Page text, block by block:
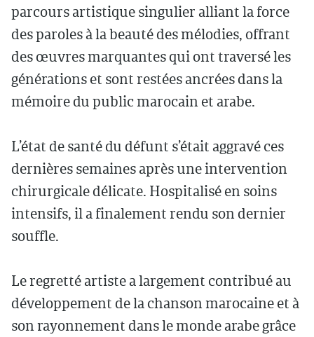
parcours artistique singulier alliant la force
des paroles à la beauté des mélodies, offrant
des œuvres marquantes qui ont traversé les
générations et sont restées ancrées dans la
mémoire du public marocain et arabe.
L’état de santé du défunt s’était aggravé ces
dernières semaines après une intervention
chirurgicale délicate. Hospitalisé en soins
intensifs, il a finalement rendu son dernier
souffle.
Le regretté artiste a largement contribué au
développement de la chanson marocaine et à
son rayonnement dans le monde arabe grâce